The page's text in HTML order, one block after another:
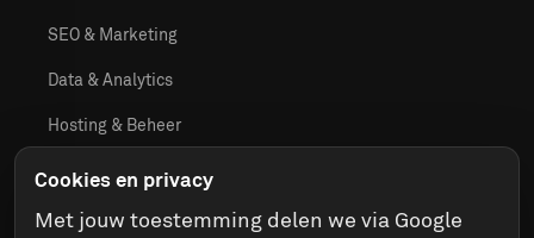
SEO & Marketing
Data & Analytics
Hosting & Beheer
WordPress Plugins
Contact
Cookies en privacy
Met jouw toestemming delen we via Google